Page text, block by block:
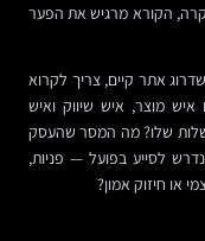
הקורא מרגיש את הפער
אתר קיים, צריך לקרוא
מוצר, איש שיווק ואיש
שלו? מה המסר שהעסק
לסייע בפועל — פניות,
או חיזוק אמון?